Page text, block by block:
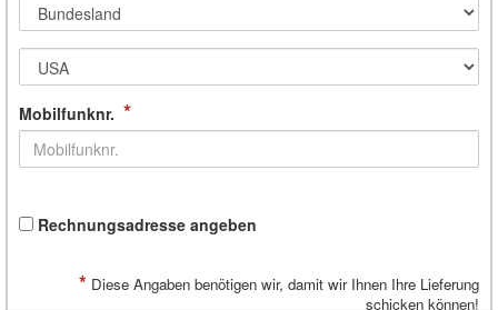
Mobilfunknr. *
Rechnungsadresse angeben
* Diese Angaben benötigen wir, damit wir Ihnen Ihre Lieferung
schicken können!